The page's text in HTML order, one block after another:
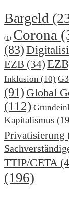
Bargeld
(1) Corona
(83)
EZB (34)
Inklusion (10)
(91) Global
(112)
Kapitalismus
Privatisierung
TTIP/CETA
(196)